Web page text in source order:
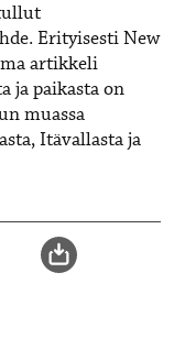
Erityisesti New
artikkeli
ja paikasta on
muassa
Itävallasta ja